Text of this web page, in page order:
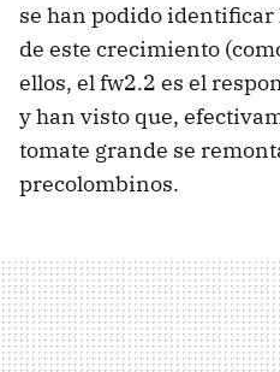
se han podido identificar
de este crecimiento
ellos, el fw2.2 es el
y han visto que,
tomate grande se
precolombinos.